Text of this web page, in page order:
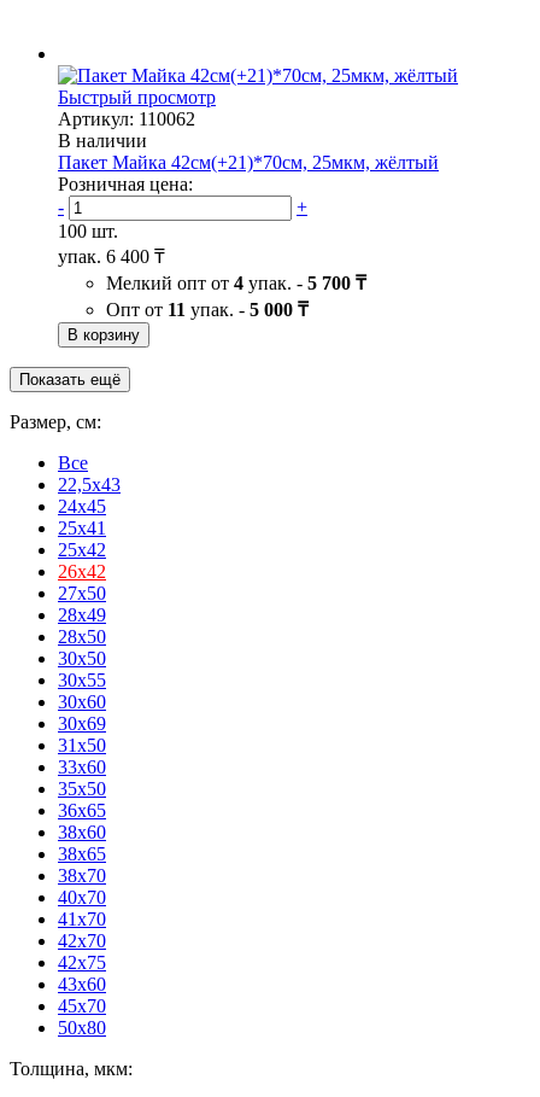
Быстрый просмотр
Артикул: 110062
В наличии
Пакет Майка 42см(+21)*70см, 25мкм, жёлтый
Розничная цена:
-
+
100 шт.
упак. 6 400 ₸
Мелкий опт от 4 упак. - 5 700 ₸
Опт от 11 упак. - 5 000 ₸
В корзину
Показать ещё
Размер, см:
Все
22,5x43
24x45
25x41
25x42
26x42
27x50
28x49
28x50
30x50
30x55
30x60
30x69
31x50
33x60
35x50
36x65
38x60
38x65
38x70
40x70
41x70
42x70
42x75
43x60
45x70
50x80
Толщина, мкм: